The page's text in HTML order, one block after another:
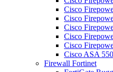
Cisco
Cisco
Cisco
Cisco
Cisco
Cisco ASA
Firewall Fortinet